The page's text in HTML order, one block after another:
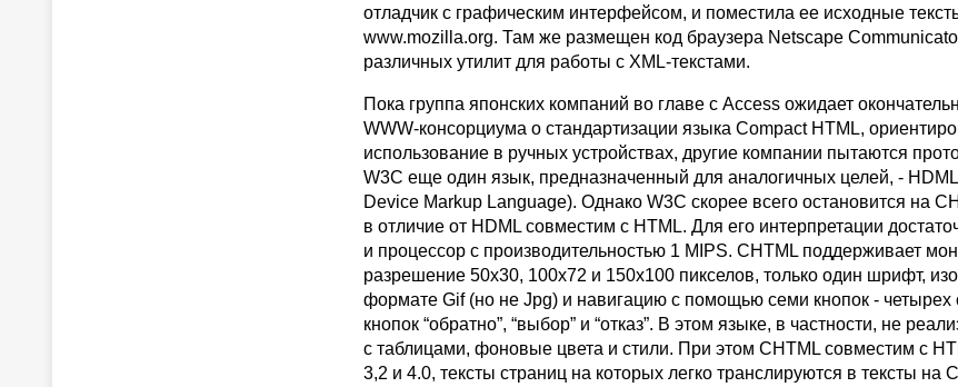
отладчик с графическим интерфейсом, и поместила ее исходные
www.mozilla.org. Там же размещен код браузера Netscape
различных утилит для работы с XML-текстами.
Пока группа японских компаний во главе с Access ожидает
WWW-консорциума о стандартизации языка Compact HTML,
использование в ручных устройствах, другие компании пытаются
W3C еще один язык, предназначенный для аналогичных целей, -
Device Markup Language). Однако W3C скорее всего остановится на
в отличие от HDML совместим с HTML. Для его интерпретации
и процессор с производительностью 1 MIPS. CHTML поддерживает
разрешение 50х30, 100х72 и 150х100 пикселов, только один шрифт,
формате Gif (но не Jpg) и навигацию с помощью семи кнопок - четырех
кнопок “обратно”, “выбор” и “отказ”. В этом языке, в частности, не
с таблицами, фоновые цвета и стили. При этом CHTML совместим с
3,2 и 4.0, тексты страниц на которых легко транслируются в тексты на